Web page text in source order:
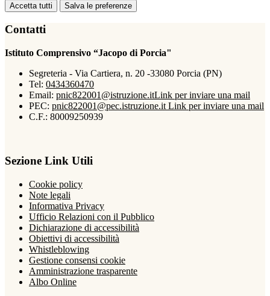
Accetta tutti Salva le preferenze
Contatti
Istituto Comprensivo “Jacopo di Porcia"
Segreteria - Via Cartiera, n. 20 -33080 Porcia (PN)
Tel: 0434360470
Email: pnic822001@istruzione.itLink per inviare una mail
PEC: pnic822001@pec.istruzione.it Link per inviare una mail
C.F.: 80009250939
Sezione Link Utili
Cookie policy
Note legali
Informativa Privacy
Ufficio Relazioni con il Pubblico
Dichiarazione di accessibilità
Obiettivi di accessibilità
Whistleblowing
Gestione consensi cookie
Amministrazione trasparente
Albo Online